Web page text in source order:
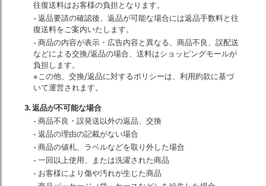
往復送料はお客様の負担となります。
- 返品要請の確認後、返品が可能な場合には返品手数料と往
復送料をご案内いたします。
- 商品の内容が表示・広告内容と異なる、商品不良、誤配送
などによる交換/返品の場合、送料はショッピングモールが
負担します。
※この他、交換/返品に対するポリシーは、利用約款に基づ
いて運営されます。
3. 返品が不可能な場合
- 商品不良・誤発送以外の返品、交換
- 返品の理由の記載がない場合
- 商品の値札、ラベルなどを取り外した場合
- 一回以上使用、または洗濯された商品
- お客様により傷や汚れが生じた商品